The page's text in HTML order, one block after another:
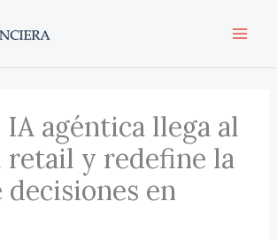
agéntica llega al
retail y redefine la
decisiones en